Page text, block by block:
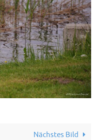
Nächstes Bild